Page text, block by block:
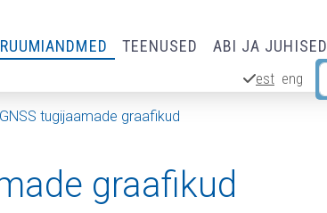
RUUMIANDMED TEENUSED ABI JA JUHISED
est eng
GNSS tugijaamade graafikud
graafikud